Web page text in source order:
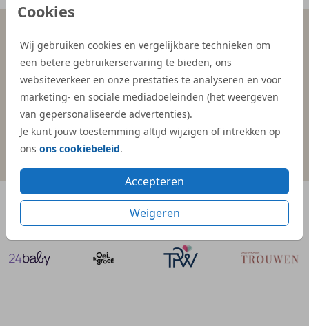
Cookies
Wij gebruiken cookies en vergelijkbare technieken om
een betere gebruikerservaring te bieden, ons
websiteverkeer en onze prestaties te analyseren en voor
marketing- en sociale mediadoeleinden (het weergeven
van gepersonaliseerde advertenties).
Je kunt jouw toestemming altijd wijzigen of intrekken op
ons ons cookiebeleid.
Accepteren
Weigeren
Persoonlijk contact
binnen 1 werkdag
Gratis hulp
bij ontwerpen
Duurzame en
verantwoorde materialen
4.9 / 5.0
BEKEND VAN